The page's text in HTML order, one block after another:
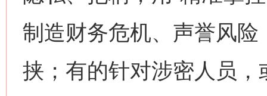
制造财务危机、声誉风险
挟；有的针对涉密人员